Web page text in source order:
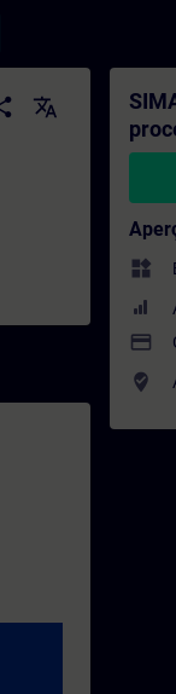
-
translate
widgets
payment
where_to_vote